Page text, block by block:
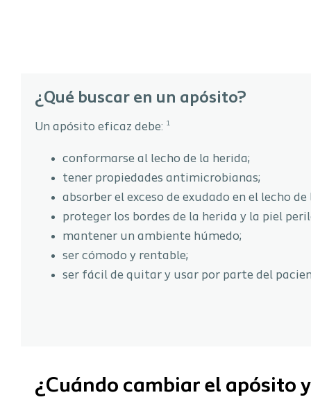
¿Qué buscar en un apósito?
Un apósito eficaz debe: 1
conformarse al lecho de la herida;
tener propiedades antimicrobianas;
absorber el exceso de exudado en el lecho de
proteger los bordes de la herida y la piel
mantener un ambiente húmedo;
ser cómodo y rentable;
ser fácil de quitar y usar por parte del
¿Cuándo cambiar el apósito